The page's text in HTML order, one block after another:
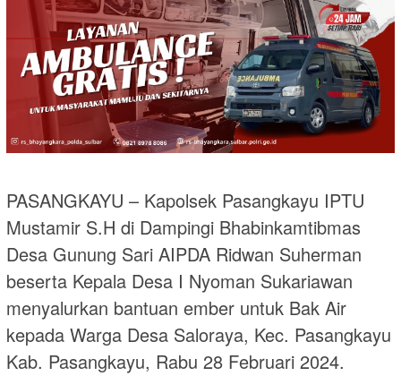
PASANGKAYU – Kapolsek Pasangkayu IPTU
Mustamir S.H di Dampingi Bhabinkamtibmas
Desa Gunung Sari AIPDA Ridwan Suherman
beserta Kepala Desa I Nyoman Sukariawan
menyalurkan bantuan ember untuk Bak Air
kepada Warga Desa Saloraya, Kec. Pasangkayu
Kab. Pasangkayu, Rabu 28 Februari 2024.